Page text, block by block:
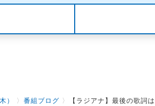
） 〉 番組ブログ 〉 【ラジアナ】最後の歌詞